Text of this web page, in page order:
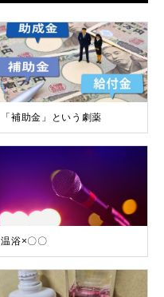
「補助金」という劇薬
温浴×〇〇